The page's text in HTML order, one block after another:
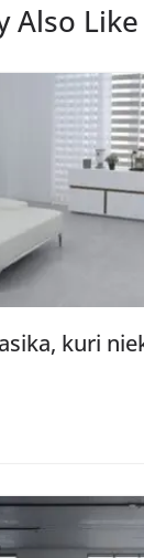
Also Like
kuri